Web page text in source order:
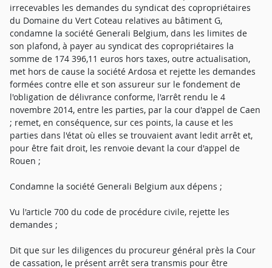
irrecevables les demandes du syndicat des copropriétaires
du Domaine du Vert Coteau relatives au bâtiment G,
condamne la société Generali Belgium, dans les limites de
son plafond, à payer au syndicat des copropriétaires la
somme de 174 396,11 euros hors taxes, outre actualisation,
met hors de cause la société Ardosa et rejette les demandes
formées contre elle et son assureur sur le fondement de
l'obligation de délivrance conforme, l'arrêt rendu le 4
novembre 2014, entre les parties, par la cour d'appel de Caen
; remet, en conséquence, sur ces points, la cause et les
parties dans l'état où elles se trouvaient avant ledit arrêt et,
pour être fait droit, les renvoie devant la cour d'appel de
Rouen ;
Condamne la société Generali Belgium aux dépens ;
Vu l'article 700 du code de procédure civile, rejette les
demandes ;
Dit que sur les diligences du procureur général près la Cour
de cassation, le présent arrêt sera transmis pour être